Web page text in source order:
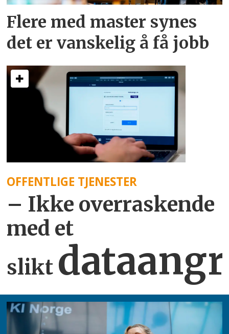
Flere med master synes
det er vanskelig å få jobb
OFFENTLIGE TJENESTER
– Ikke overraskende
med et
slikt